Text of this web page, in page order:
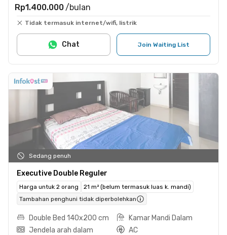
Rp1.400.000 /bulan
Tidak termasuk internet/wifi, listrik
Join Waiting List
Chat
Sedang penuh
Executive Double Reguler
Harga untuk 2 orang
21 m² (belum termasuk luas k. mandi)
Tambahan penghuni tidak diperbolehkan
Double Bed 140x200 cm
Kamar Mandi Dalam
Jendela arah dalam
AC